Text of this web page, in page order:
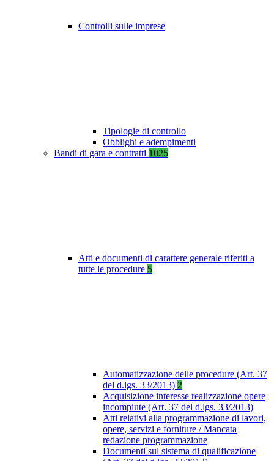
Controlli sulle imprese
Tipologie di controllo
Obblighi e adempimenti
Bandi di gara e contratti 1025
Atti e documenti di carattere generale riferiti a
tutte le procedure 5
Automatizzazione delle procedure (Art. 37
del d.lgs. 33/2013) 2
Acquisizione interesse realizzazione opere
incompiute (Art. 37 del d.lgs. 33/2013)
Atti relativi alla programmazione di lavori,
opere, servizi e forniture / Mancata
redazione programmazione
Documenti sul sistema di qualificazione